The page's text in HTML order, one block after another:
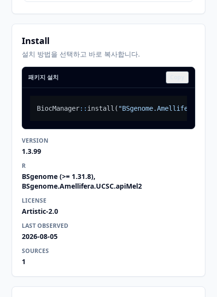
Install
설치 방법을 선택하고 바로 복사합니다.
패키지 설치
BiocManager:: install (
VERSION
1.3.99
R
BSgenome (>= 1.31.8),
BSgenome.Amellifera.UCSC.apiMel2
LICENSE
Artistic-2.0
LAST OBSERVED
2026-08-05
SOURCES
1